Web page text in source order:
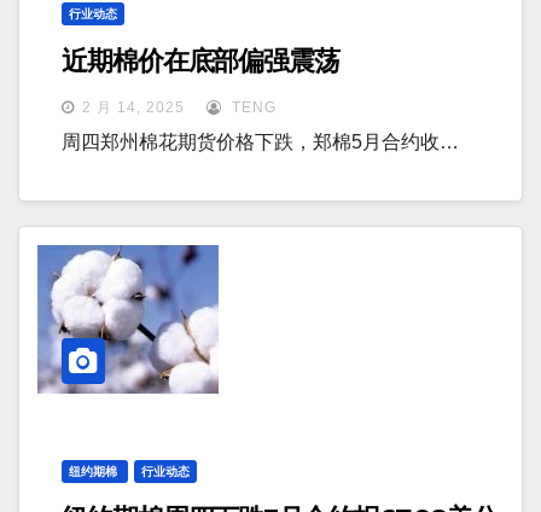
行业动态
近期棉价在底部偏强震荡
2 月 14, 2025 TENG
周四郑州棉花期货价格下跌，郑棉5月合约收…
纽约期棉 行业动态